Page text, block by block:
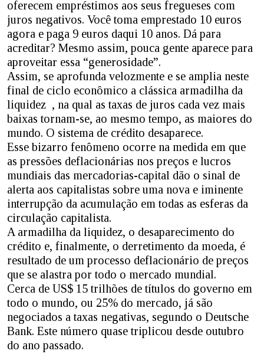
oferecem empréstimos aos seus fregueses com
juros negativos. Você toma emprestado 10 euros
agora e paga 9 euros daqui 10 anos. Dá para
acreditar? Mesmo assim, pouca gente aparece para
aproveitar essa “generosidade”.
Assim, se aprofunda velozmente e se amplia neste
final de ciclo econômico a clássica armadilha da
liquidez , na qual as taxas de juros cada vez mais
baixas tornam-se, ao mesmo tempo, as maiores do
mundo. O sistema de crédito desaparece.
Esse bizarro fenômeno ocorre na medida em que
as pressões deflacionárias nos preços e lucros
mundiais das mercadorias-capital dão o sinal de
alerta aos capitalistas sobre uma nova e iminente
interrupção da acumulação em todas as esferas da
circulação capitalista.
A armadilha da liquidez, o desaparecimento do
crédito e, finalmente, o derretimento da moeda, é
resultado de um processo deflacionário de preços
que se alastra por todo o mercado mundial.
Cerca de US$ 15 trilhões de títulos do governo em
todo o mundo, ou 25% do mercado, já são
negociados a taxas negativas, segundo o Deutsche
Bank. Este número quase triplicou desde outubro
do ano passado.